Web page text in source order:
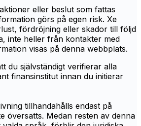
eller beslut som fattas
görs på egen risk. Xe
fördröjning eller skador till följd
inte heller från kontakter med
visas på denna webbplats.
du självständigt verifierar alla
finansinstitut innan du initierar
tillhandahålls endast på
översatts. Medan resten av denna